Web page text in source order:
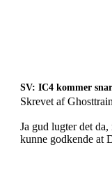
SV: IC4 kommer
Skrevet af
Ja gud lugter det
kunne godkende at